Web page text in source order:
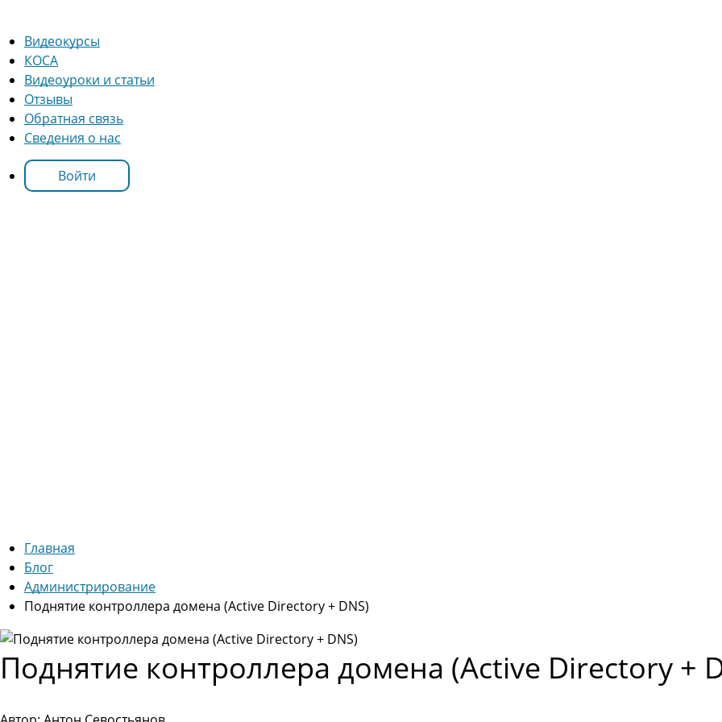
Видеокурсы
КОСА
Видеоуроки и статьи
Отзывы
Обратная связь
Сведения о нас
Войти
Главная
Блог
Администрирование
Поднятие контроллера домена (Active Directory + DNS)
Поднятие контроллера домена (Active Directory +